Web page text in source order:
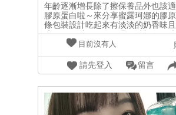
年齡逐漸增長除了擦保養品外也該
膠原蛋白啦～來分享蜜露珂娜的膠
條包裝設計吃起來有淡淡的奶香味
唷！！可以單獨食用還可以加在果
裡一起喝很好做補充～這兩週連續食
感受完是會讓我想回購的😚😚😚想
通路資訊在這！🔎三得利官方網路
#光速決膠原蛋白 #淡淡奶香無腥味
周閨蜜活動 #試用大隊#試用好評價
定#保健營養品試用評#日常小物試
目前沒有人
請先登入 留言